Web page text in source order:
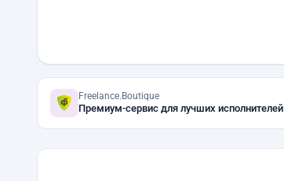
Freelance.Boutique
Премиум-сервис для лучших исполнителей